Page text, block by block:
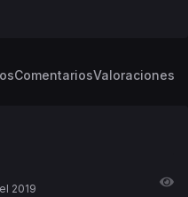
ComentariosValoraciones
2019